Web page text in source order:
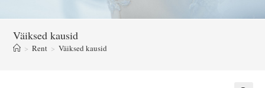
Väiksed kausid
> Rent > Väiksed kausid